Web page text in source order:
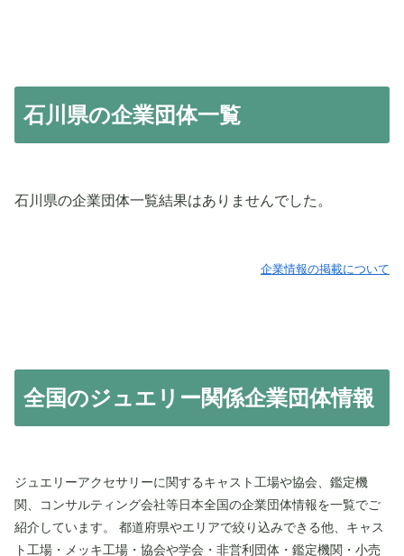
石川県の企業団体一覧
石川県の企業団体一覧結果はありませんでした。
企業情報の掲載について
全国のジュエリー関係企業団体情報
ジュエリーアクセサリーに関するキャスト工場や協会、鑑定機
関、コンサルティング会社等日本全国の企業団体情報を一覧でご
紹介しています。 都道府県やエリアで絞り込みできる他、キャス
ト工場・メッキ工場・協会や学会・非営利団体・鑑定機関・小売